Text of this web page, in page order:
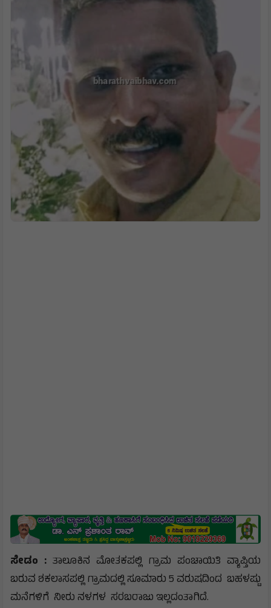
ಸೇಡಂ : ತಾಲೂಕಿನ ಮೋತಕಪಲ್ಲಿ ಗ್ರಾಮ ಪಂಚಾಯಿತಿ ವ್ಯಾಪ್ತಿಯ
ಬರುವ ಶಕಲಾಸಪಲ್ಲಿ ಗ್ರಾಮದಲ್ಲಿ ಸೂಮಾರು 5 ವರುಷದಿಂದ ಬಹಳಷ್ಟು
ಮನೆಗಳಿಗೆ ನೀರು ನಳಗಳ ಸರಬರಾಜು ಇಲ್ಲದಂತಾಗಿದೆ.